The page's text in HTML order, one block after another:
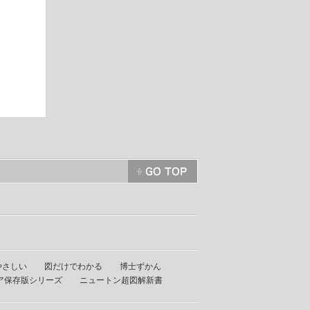
さしい 図だけでわかる
博士ずかん
保存版シリーズ
ニュートン超図解新書